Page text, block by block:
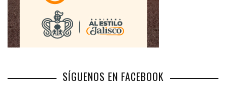
SÍGUENOS EN FACEBOOK